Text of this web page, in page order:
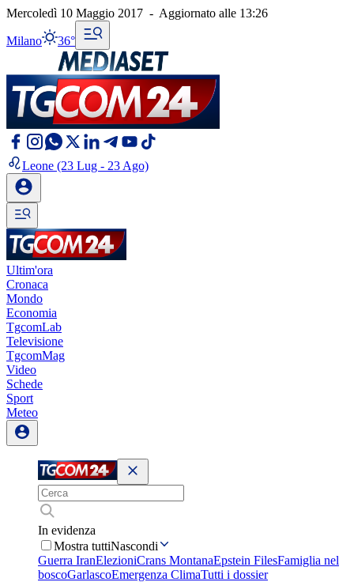
Mercoledì 10 Maggio 2017 - Aggiornato alle 13:26
Milano 36°
Leone (23 Lug - 23 Ago)
Ultim'ora
Cronaca
Mondo
Economia
TgcomLab
Televisione
TgcomMag
Video
Schede
Sport
Meteo
In evidenza
Mostra tuttiNascondi
Guerra IranElezioniCrans MontanaEpstein FilesFamiglia nel
boscoGarlascoEmergenza ClimaTutti i dossier